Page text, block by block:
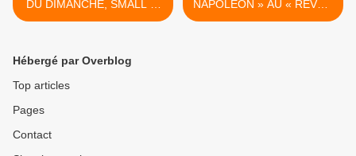
DU DIMANCHE, SMALL IS
BEAUTIFUL - du 26 avril
NAPOLÉON » AU « RÉVEIL
DE LA CÔTE-D'OR » (1) -
Hébergé par Overblog
Top articles
Pages
Contact